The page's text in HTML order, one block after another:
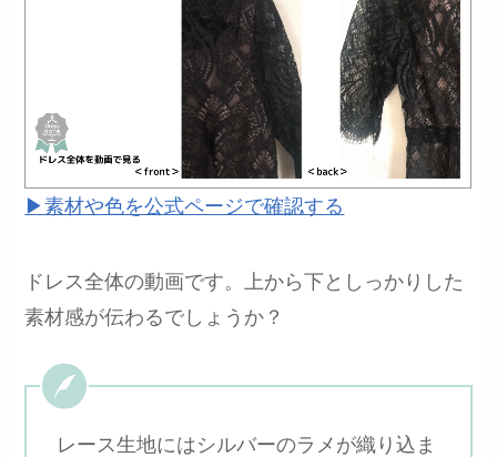
▶︎素材や色を公式ページで確認する
ドレス全体の動画です。上から下としっかりした
素材感が伝わるでしょうか？
レース生地にはシルバーのラメが織り込ま